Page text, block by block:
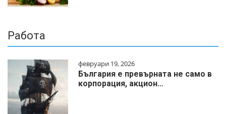
Работа
февруари 19, 2026
България е превърната не само в
корпорация, акцион…